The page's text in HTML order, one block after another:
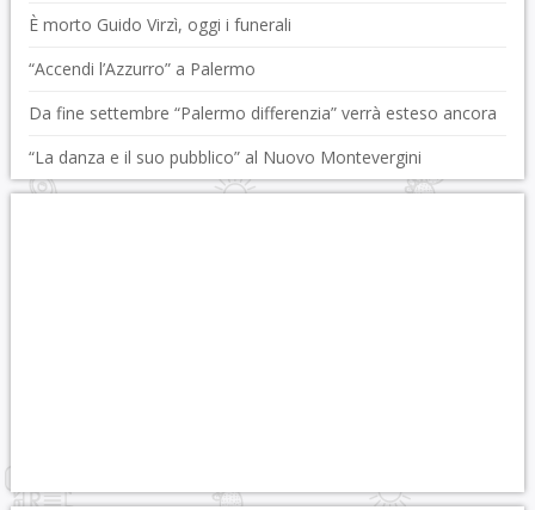
È morto Guido Virzì, oggi i funerali
“Accendi l’Azzurro” a Palermo
Da fine settembre “Palermo differenzia” verrà esteso ancora
“La danza e il suo pubblico” al Nuovo Montevergini